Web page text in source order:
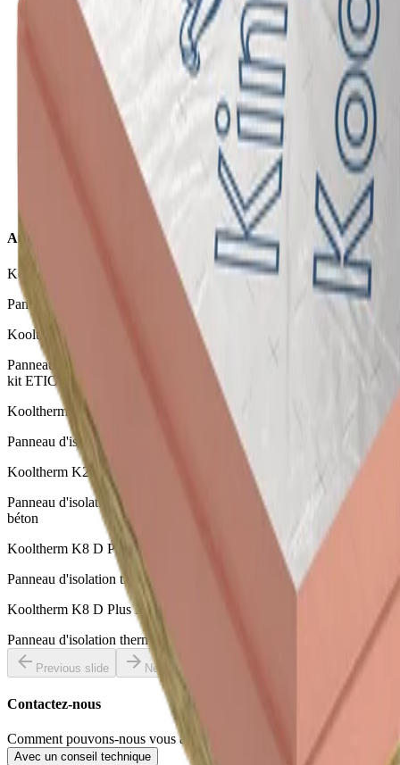
Kooltherm K21 Panneau Façade Ventilée
Autres panneaux d'isolation
Kooltherm K12 D Panneau Construction Ossature Bois
Panneau d'isolation thermique pour murs et toitures inclinées
Kooltherm K5 Panneau ETICS
Panneau d'isolation haute performance en tant que composant d'un
kit ETICS
Kooltherm K17 Panneau Doublage Isolant
Panneau d'isolation thermique en mousse résolique pour murs
Kooltherm K20 Panneau Elément Béton
Panneau d'isolation thermique en mousse résolique pour éléments
béton
Kooltherm K8 D Panneau Mur Creux
Panneau d'isolation thermique en mousse résolique pour murs creux
Kooltherm K8 D Plus Panneau Mur Creux
Panneau d'isolation thermique en mousse résolique pour murs creux
Previous slide Next slide
Contactez-nous
Comment pouvons-nous vous aider ?
Avec un conseil technique